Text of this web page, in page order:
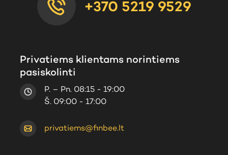
+370 5219 9529
Privatiems klientams norintiems
pasiskolinti
P. – Pn. 08:15 - 19:00
Š. 09:00 - 17:00
privatiems@finbee.lt